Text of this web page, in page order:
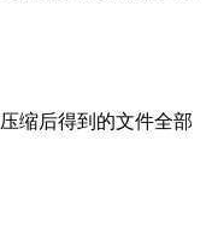
缩后得到的文件全部